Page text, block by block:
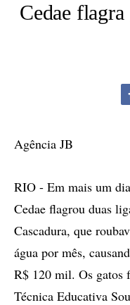
Cedae flagra
Agência JB
RIO - Em mais um
Cedae flagrou duas
Cascadura, que
água por mês,
R$ 120 mil. Os gatos
Técnica Educativa